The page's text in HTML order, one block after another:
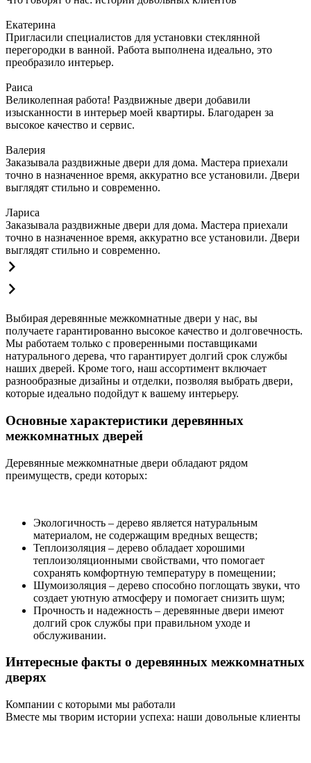
Екатерина
Пригласили специалистов для установки стеклянной
перегородки в ванной. Работа выполнена идеально, это
преобразило интерьер.
Раиса
Великолепная работа! Раздвижные двери добавили
изысканности в интерьер моей квартиры. Благодарен за
высокое качество и сервис.
Валерия
Заказывала раздвижные двери для дома. Мастера приехали
точно в назначенное время, аккуратно все установили. Двери
выглядят стильно и современно.
Лариса
Заказывала раздвижные двери для дома. Мастера приехали
точно в назначенное время, аккуратно все установили. Двери
выглядят стильно и современно.
Выбирая деревянные межкомнатные двери у нас, вы
получаете гарантированно высокое качество и долговечность.
Мы работаем только с проверенными поставщиками
натурального дерева, что гарантирует долгий срок службы
наших дверей. Кроме того, наш ассортимент включает
разнообразные дизайны и отделки, позволяя выбрать двери,
которые идеально подойдут к вашему интерьеру.
Основные характеристики деревянных
межкомнатных дверей
Деревянные межкомнатные двери обладают рядом
преимуществ, среди которых:
Экологичность – дерево является натуральным
материалом, не содержащим вредных веществ;
Теплоизоляция – дерево обладает хорошими
теплоизоляционными свойствами, что помогает
сохранять комфортную температуру в помещении;
Шумоизоляция – дерево способно поглощать звуки, что
создает уютную атмосферу и помогает снизить шум;
Прочность и надежность – деревянные двери имеют
долгий срок службы при правильном уходе и
обслуживании.
Интересные факты о деревянных межкомнатных
дверях
Компании с которыми мы работали
Вместе мы творим истории успеха: наши довольные клиенты